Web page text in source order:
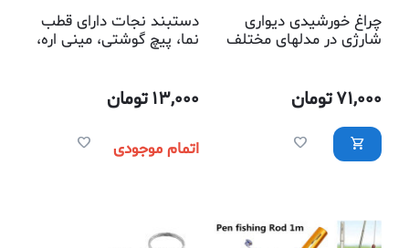
چراغ خورشیدی دیواری
شارژی در مدلهای مختلف
71,000تومان
دستبند نجات دارای قطب
نما، پیچ گوشتی، مینی اره،
13,000تومان
اتمام موجودی